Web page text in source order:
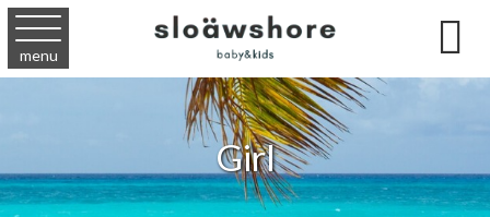
menu 
Girl